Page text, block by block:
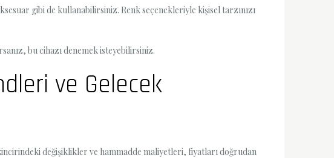
gibi de kullanabilirsiniz. Renk seçenekleriyle kişisel tarzınızı
bu cihazı denemek isteyebilirsiniz.
ve Gelecek
değişiklikler ve hammadde maliyetleri, fiyatları doğrudan